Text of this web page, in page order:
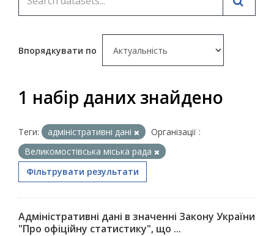
Впорядкувати по
1 набір даних знайдено
Теги: адміністративні дані
Організації :
Великомостівська міська рада
Фільтрувати результати
Адміністративні дані в значенні Закону України
"Про офіційну статистику", що ...